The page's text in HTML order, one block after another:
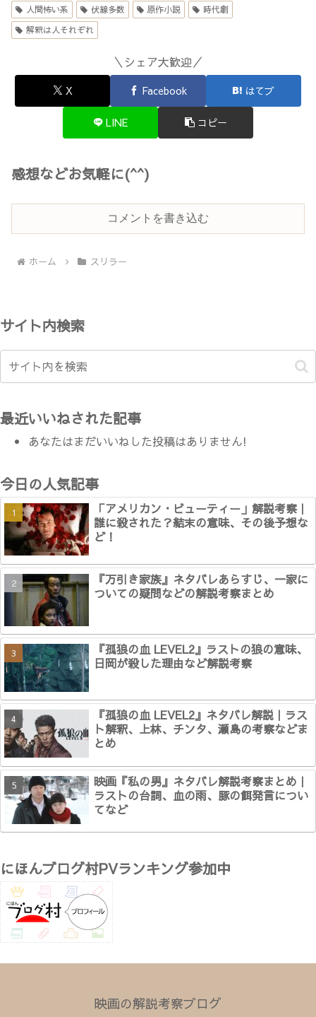
人間怖い系
伏線多数 原作小説
時代劇
解釈は人それぞれ
＼シェア大歓迎／
X Facebook はてブ
LINE コピー
感想などお気軽に(^^)
コメントを書き込む
ホーム スリラー
サイト内検索
最近いいねされた記事
あなたはまだいいねした投稿はありません!
今日の人気記事
「アメリカン・ビューティー」解説考察｜
誰に殺された？結末の意味、その後予想な
ど！
『万引き家族』ネタバレあらすじ、一家に
ついての疑問などの解説考察まとめ
『孤狼の血 LEVEL2』ラストの狼の意味、
日岡が殺した理由など解説考察
『孤狼の血 LEVEL2』ネタバレ解説｜ラス
ト解釈、上林、チンタ、瀬島の考察などま
とめ
映画『私の男』ネタバレ解説考察まとめ｜
ラストの台詞、血の雨、豚の餌発言につい
てなど
にほんブログ村PVランキング参加中
映画の解説考察ブログ